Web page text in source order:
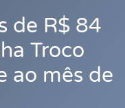
de R$ 84
Troco
ao mês de